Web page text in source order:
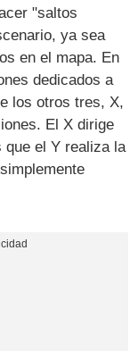
"saltos
ya sea
en el mapa. En
dedicados a
los otros tres, X,
El X dirige
que el Y realiza la